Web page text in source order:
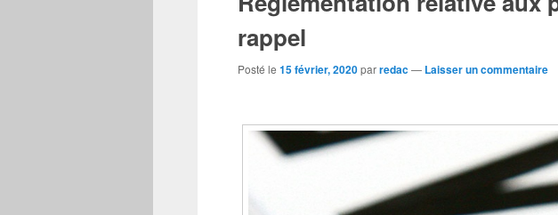
rappel
Posté le 15 février, 2020parredac— Laisser un commentaire